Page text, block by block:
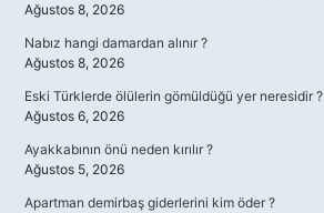
Ağustos 8, 2026
Nabız hangi damardan alınır ?
Ağustos 8, 2026
Eski Türklerde ölülerin gömüldüğü yer neresidir ?
Ağustos 6, 2026
Ayakkabının önü neden kırılır ?
Ağustos 5, 2026
Apartman demirbaş giderlerini kim öder ?